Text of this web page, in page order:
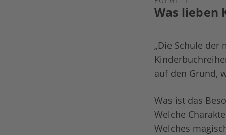
Was lieben
„Die Schule der
auf den Grund,
Was ist das
Welche
Welches